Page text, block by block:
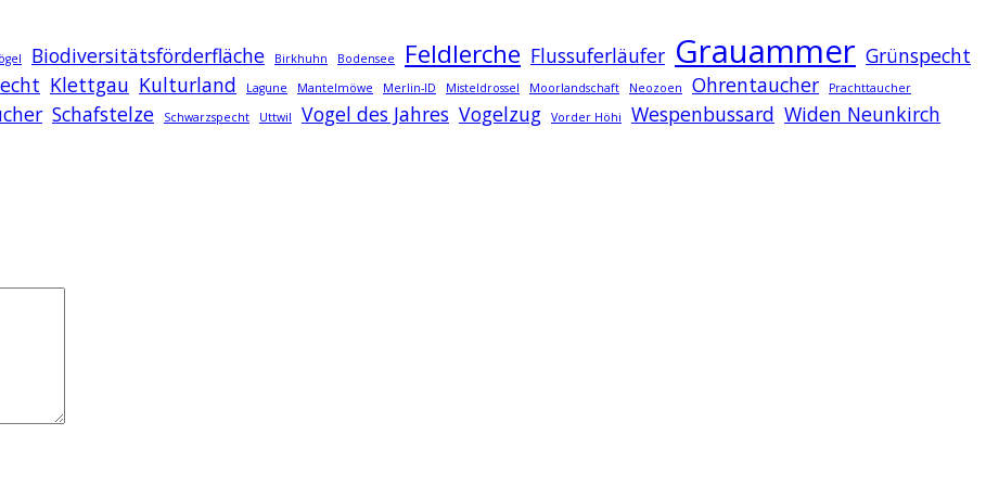
Biodiversitätsförderfläche Birkhuhn Bodensee Feldlerche Flussuferläufer Grauammer Grünspecht
Klettgau Kulturland Lagune Mantelmöwe Merlin-ID Misteldrossel Moorlandschaft Neozoen Ohrentaucher Prachttaucher
Schafstelze Schwarzspecht Uttwil Vogel des Jahres Vogelzug Vorder Höhi Wespenbussard Widen Neunkirch